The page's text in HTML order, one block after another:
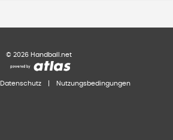
© 2026 Handball.net
Datenschutz Nutzungsbedingungen